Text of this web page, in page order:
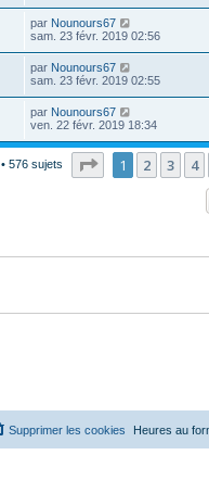
par Nounours67
sam. 23 févr. 2019 02:56
par Nounours67
sam. 23 févr. 2019 02:55
par Nounours67
ven. 22 févr. 2019 18:34
• 576 sujets Page 1sur24
1 2 3 4
Heures au
Supprimer les cookies